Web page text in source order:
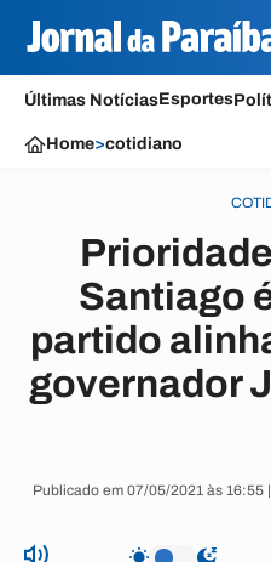
Últimas NotíciasEsportes
Home>cotidiano
Santiago
partido
governador
Publicado em 07/05/2021 às